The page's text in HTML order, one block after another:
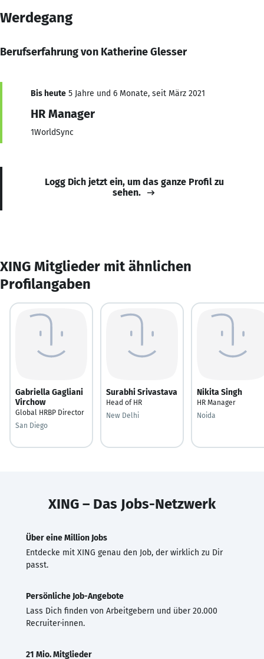
Werdegang
Berufserfahrung von Katherine Glesser
Bis heute 5 Jahre und 6 Monate, seit März 2021
HR Manager
1WorldSync
Logg Dich jetzt ein, um das ganze Profil zu
sehen.
XING Mitglieder mit ähnlichen
Profilangaben
Gabriella Gagliani
Virchow
Global HRBP Director
San Diego
Surabhi Srivastava
Head of HR
New Delhi
Nikita Singh
HR Manager
Noida
XING – Das Jobs-Netzwerk
Über eine Million Jobs
Entdecke mit XING genau den Job, der wirklich zu Dir
passt.
Persönliche Job-Angebote
Lass Dich finden von Arbeitgebern und über 20.000
Recruiter·innen.
21 Mio. Mitglieder